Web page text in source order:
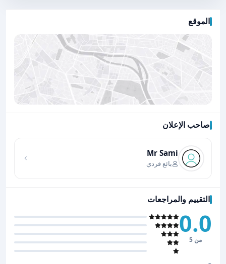
الموقع
صاحب الإعلان
Mr Sami
بائع فردي
التقييم والمراجعات
0.0
من 5